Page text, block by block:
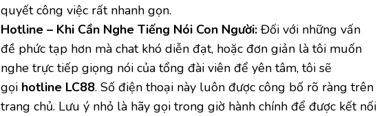
quyết công việc rất nhanh gọn.
Hotline – Khi Cần Nghe Tiếng Nói Con Người: Đối với những vấn
đề phức tạp hơn mà chat khó diễn đạt, hoặc đơn giản là tôi muốn
nghe trực tiếp giọng nói của tổng đài viên để yên tâm, tôi sẽ
gọi hotline LC88. Số điện thoại này luôn được công bố rõ ràng trên
trang chủ. Lưu ý nhỏ là hãy gọi trong giờ hành chính để được kết nối